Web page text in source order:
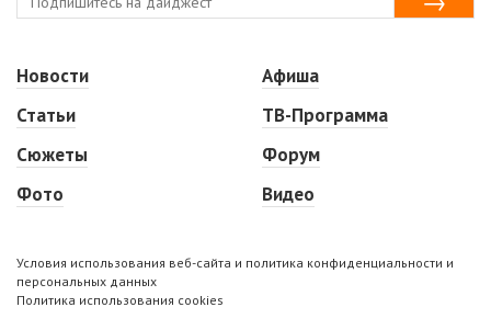
Новости
Статьи
Сюжеты
Фото
Афиша
ТВ-Программа
Форум
Видео
Условия использования веб-сайта и политика конфиденциальности и
персональных данных
Политика использования cookies